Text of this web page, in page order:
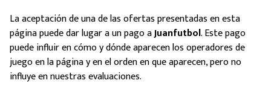
La aceptación de una de las ofertas presentadas en esta
página puede dar lugar a un pago aJuanfutbol. Este pago
puede influir en cómo y dónde aparecen los operadores de
juego en la página y en el orden en que aparecen, pero no
influye en nuestras evaluaciones.